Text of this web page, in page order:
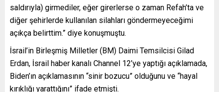
saldırıyla) girmediler, eğer girerlerse o zaman Refah’ta ve
diğer şehirlerde kullanılan silahları göndermeyeceğimi
açıkça belirttim.” diye konuşmuştu.
İsrail’in Birleşmiş Milletler (BM) Daimi Temsilcisi Gilad
Erdan, İsrail haber kanalı Channel 12’ye yaptığı açıklamada,
Biden’ın açıklamasının “sinir bozucu” olduğunu ve “hayal
kırıklığı yarattığını” ifade etmişti.